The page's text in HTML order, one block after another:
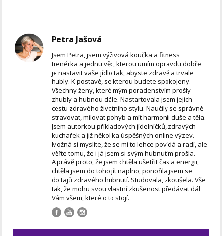
Petra Jašová
Jsem Petra, jsem výživová koučka a fitness
trenérka a jednu věc, kterou umím opravdu dobře
je nastavit vaše jídlo tak, abyste zdravě a trvale
hubly. K postavě, se kterou budete spokojeny.
Všechny ženy, které mým poradenstvím prošly
zhubly a hubnou dále. Nastartovala jsem jejich
cestu zdravého životního stylu. Naučily se správně
stravovat, milovat pohyb a mít harmonii duše a těla.
Jsem autorkou příkladových jídelníčků, zdravých
kuchařek a již několika úspěšných online výzev.
Možná si myslíte, že se mi to lehce povídá a radí, ale
věřte tomu, že i já jsem si svým hubnutím prošla.
A právě proto, že jsem chtěla ušetřit čas a energii,
chtěla jsem do toho jít naplno, ponořila jsem se
do tajů zdravého hubnutí. Studovala, zkoušela. Vše
tak, že mohu svou vlastní zkušenost předávat dál
Vám všem, které o to stojí.